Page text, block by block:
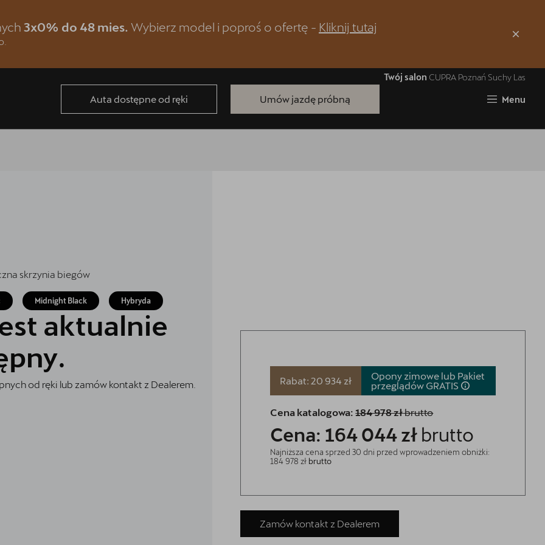
3x0% do 48 mies. Wybierz model i poproś o ofertę - Kliknij tutaj
Twój salon CUPRA Poznań Suchy Las
Auta dostępne od ręki Umów jazdę próbną Menu
Umów wizytę serwisową
Skorzystaj z usług najlepszego serwis
CUPRA w Polsce - CUPRA Studio
Poznań - Suchy Las.
skrzynia biegów
Midnight Black Hybryda
aktualnie
od ręki lub zamów kontakt z Dealerem. Rabat: 20 934 zł
Opony zimowe lub Pakiet
przeglądów GRATIS
Cena katalogowa: 184 978 złbrutto
Cena: 164 044 zł brutto
Najniższa cena sprzed 30 dni przed wprowadzeniem obniżki:
184 978 zł brutto
Zamów kontakt z Dealerem